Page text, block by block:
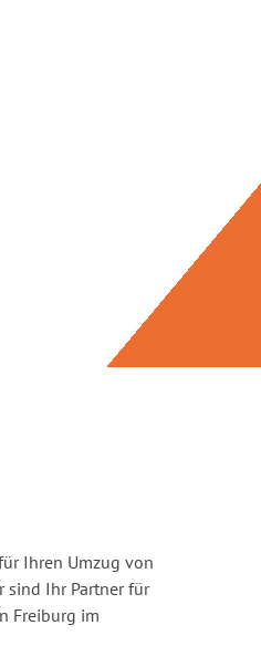
Ihren Umzug von
sind Ihr Partner für
Freiburg im